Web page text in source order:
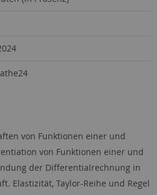
von Funktionen einer und
von Funktionen einer und
der Differentialrechnung in
Elastizität, Taylor-Reihe und Regel